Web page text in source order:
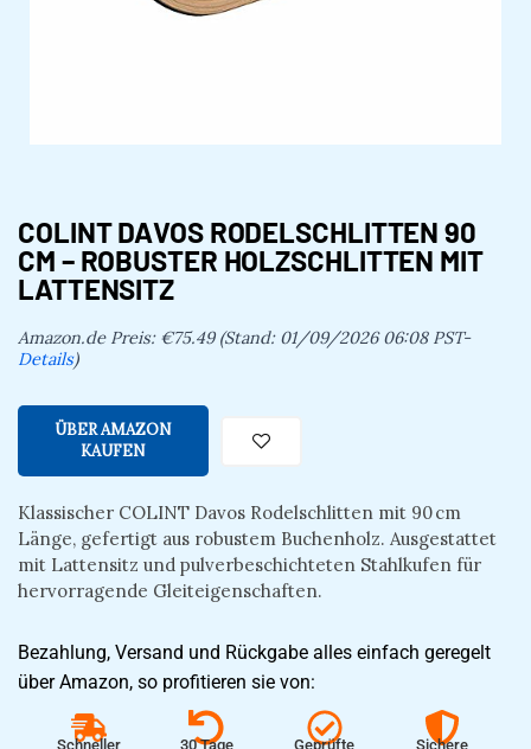
COLINT DAVOS RODELSCHLITTEN 90
CM – ROBUSTER HOLZSCHLITTEN MIT
LATTENSITZ
Amazon.de Preis: €75.49(Stand: 01/09/2026 06:08 PST-
Details)
ÜBER AMAZON
KAUFEN
Klassischer COLINT Davos Rodelschlitten mit 90 cm
Länge, gefertigt aus robustem Buchenholz. Ausgestattet
mit Lattensitz und pulverbeschichteten Stahlkufen für
hervorragende Gleiteigenschaften.
Bezahlung, Versand und Rückgabe alles einfach geregelt
über Amazon, so profitieren sie von:
Schneller
30 Tage
Geprüfte
Sichere